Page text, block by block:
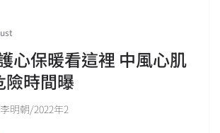
心保暖看這裡 中風心肌
時間曝
明朝/2022年2